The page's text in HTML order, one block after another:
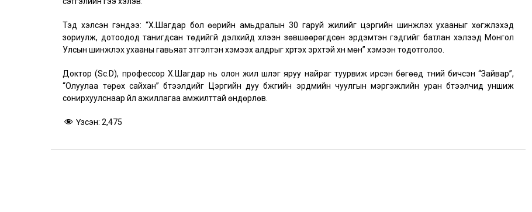
Тэд хэлсэн үгэндээ: “Х.Шагдар бол өөрийн амьдралын 30 гаруй жилийг цэргийн шинжлэх ухааныг хөгжүүлэхэд
зориулж, дотоодод танигдсан төдийгүй дэлхийд хүлээн зөвшөөрөгдсөн эрдэмтэн гэдгийг батлан хэлээд Монгол
Улсын шинжлэх ухааны гавьяат зүтгэлтэн хэмээх алдрыг хүртэх эрхтэй хүн мөн” хэмээн тодотголоо.
Доктор (Sc.D), профессор Х.Шагдар нь олон жил шүлэг яруу найраг туурвиж ирсэн бөгөөд түүний бичсэн “Зайвар”,
“Олуулаа төрөх сайхан” бүтээлүүдийг Цэргийн дуу бүжгийн эрдмийн чуулгын мэргэжлийн уран бүтээлчид уншиж
сонирхуулснаар үйл ажиллагаа амжилттай өндөрлөв.
Үзсэн: 2,475